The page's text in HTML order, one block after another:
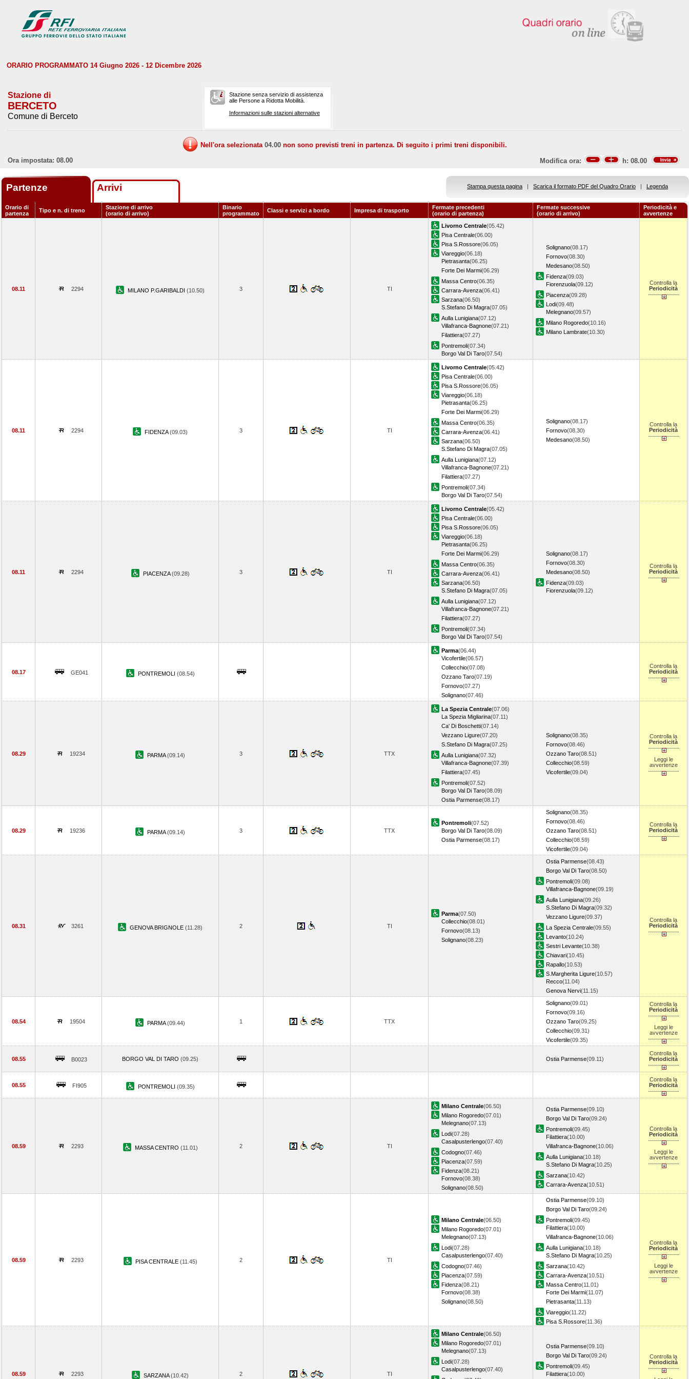
ORARIO PROGRAMMATO 14 Giugno 2026 - 12 Dicembre 2026
Stazione di
BERCETO
Comune di Berceto
Stazione senza servizio di assistenza
alle Persone a Ridotta Mobilità.
Informazioni sulle stazioni alternative
Nell'ora selezionata 04.00 non sono previsti treni in partenza. Di seguito i primi treni disponibili.
Ora impostata: 08.00
Modifica ora: h: 08.00
Partenze Arrivi Stampa questa pagina | Scarica il formato PDF del Quadro Orario | Legenda
Orario di
partenza
Tipo e n. di treno
Stazione di arrivo
(orario di arrivo)
Binario
programmato
Classi e servizi a bordo Impresa di trasporto
Fermate precedenti
(orario di partenza)
Fermate successive
(orario di arrivo)
Periodicità e
avvertenze
08.11 2294 MILANO P.GARIBALDI (10.50) 3 TI
Livorno Centrale(05.42)
Pisa Centrale(06.00)
Pisa S.Rossore(06.05)
Viareggio(06.18)
Pietrasanta(06.25)
Forte Dei Marmi(06.29)
Massa Centro(06.35)
Carrara-Avenza(06.41)
Sarzana(06.50)
S.Stefano Di Magra(07.05)
Aulla Lunigiana(07.12)
Villafranca-Bagnone(07.21)
Filattiera(07.27)
Pontremoli(07.34)
Borgo Val Di Taro(07.54)
Solignano(08.17)
Fornovo(08.30)
Medesano(08.50)
Fidenza(09.03)
Fiorenzuola(09.12)
Piacenza(09.28)
Lodi(09.48)
Melegnano(09.57)
Milano Rogoredo(10.16)
Milano Lambrate(10.30)
Controlla la
Periodicità
08.11 2294 FIDENZA(09.03) 3 TI
Livorno Centrale(05.42)
Pisa Centrale(06.00)
Pisa S.Rossore(06.05)
Viareggio(06.18)
Pietrasanta(06.25)
Forte Dei Marmi(06.29)
Massa Centro(06.35)
Carrara-Avenza(06.41)
Sarzana(06.50)
S.Stefano Di Magra(07.05)
Aulla Lunigiana(07.12)
Villafranca-Bagnone(07.21)
Filattiera(07.27)
Pontremoli(07.34)
Borgo Val Di Taro(07.54)
Solignano(08.17)
Fornovo(08.30)
Medesano(08.50)
Controlla la
Periodicità
08.11 2294 PIACENZA(09.28) 3 TI
Livorno Centrale(05.42)
Pisa Centrale(06.00)
Pisa S.Rossore(06.05)
Viareggio(06.18)
Pietrasanta(06.25)
Forte Dei Marmi(06.29)
Massa Centro(06.35)
Carrara-Avenza(06.41)
Sarzana(06.50)
S.Stefano Di Magra(07.05)
Aulla Lunigiana(07.12)
Villafranca-Bagnone(07.21)
Filattiera(07.27)
Pontremoli(07.34)
Borgo Val Di Taro(07.54)
Solignano(08.17)
Fornovo(08.30)
Medesano(08.50)
Fidenza(09.03)
Fiorenzuola(09.12)
Controlla la
Periodicità
08.17 GE041 PONTREMOLI (08.54)
Parma(06.44)
Vicofertile(06.57)
Collecchio(07.08)
Ozzano Taro(07.19)
Fornovo(07.27)
Solignano(07.46)
Controlla la
Periodicità
08.29 19234 PARMA(09.14) 3 TTX
La Spezia Centrale(07.06)
La Spezia Migliarina(07.11)
Ca' Di Boschetti(07.14)
Vezzano Ligure(07.20)
S.Stefano Di Magra(07.25)
Aulla Lunigiana(07.32)
Villafranca-Bagnone(07.39)
Filattiera(07.45)
Pontremoli(07.52)
Borgo Val Di Taro(08.09)
Ostia Parmense(08.17)
Solignano(08.35)
Fornovo(08.46)
Ozzano Taro(08.51)
Collecchio(08.59)
Vicofertile(09.04)
Controlla la
Periodicità
Leggi le
avvertenze
08.29 19236 PARMA(09.14) 3 TTX
Pontremoli(07.52)
Borgo Val Di Taro(08.09)
Ostia Parmense(08.17)
Solignano(08.35)
Fornovo(08.46)
Ozzano Taro(08.51)
Collecchio(08.59)
Vicofertile(09.04)
Controlla la
Periodicità
08.31 3261 GENOVA BRIGNOLE (11.28) 2 TI
Parma(07.50)
Collecchio(08.01)
Fornovo(08.13)
Solignano(08.23)
Ostia Parmense(08.43)
Borgo Val Di Taro(08.50)
Pontremoli(09.08)
Villafranca-Bagnone(09.19)
Aulla Lunigiana(09.26)
S.Stefano Di Magra(09.32)
Vezzano Ligure(09.37)
La Spezia Centrale(09.55)
Levanto(10.24)
Sestri Levante(10.38)
Chiavari(10.45)
Rapallo(10.53)
S.Margherita Ligure(10.57)
Recco(11.04)
Genova Nervi(11.15)
Controlla la
Periodicità
08.54 19504 PARMA(09.44) 1 TTX
Solignano(09.01)
Fornovo(09.16)
Ozzano Taro(09.25)
Collecchio(09.31)
Vicofertile(09.35)
Controlla la
Periodicità
Leggi le
avvertenze
08.55 B0023 BORGO VAL DI TARO (09.25) Ostia Parmense(09.11)
Controlla la
Periodicità
08.55 FI905 PONTREMOLI (09.35)
Controlla la
Periodicità
08.59 2293 MASSA CENTRO (11.01) 2 TI
Milano Centrale(06.50)
Milano Rogoredo(07.01)
Melegnano(07.13)
Lodi(07.28)
Casalpusterlengo(07.40)
Codogno(07.46)
Piacenza(07.59)
Fidenza(08.21)
Fornovo(08.38)
Solignano(08.50)
Ostia Parmense(09.10)
Borgo Val Di Taro(09.24)
Pontremoli(09.45)
Filattiera(10.00)
Villafranca-Bagnone(10.06)
Aulla Lunigiana(10.18)
S.Stefano Di Magra(10.25)
Sarzana(10.42)
Carrara-Avenza(10.51)
Controlla la
Periodicità
Leggi le
avvertenze
08.59 2293 PISA CENTRALE (11.45) 2 TI
Milano Centrale(06.50)
Milano Rogoredo(07.01)
Melegnano(07.13)
Lodi(07.28)
Casalpusterlengo(07.40)
Codogno(07.46)
Piacenza(07.59)
Fidenza(08.21)
Fornovo(08.38)
Solignano(08.50)
Ostia Parmense(09.10)
Borgo Val Di Taro(09.24)
Pontremoli(09.45)
Filattiera(10.00)
Villafranca-Bagnone(10.06)
Aulla Lunigiana(10.18)
S.Stefano Di Magra(10.25)
Sarzana(10.42)
Carrara-Avenza(10.51)
Massa Centro(11.01)
Forte Dei Marmi(11.07)
Pietrasanta(11.13)
Viareggio(11.22)
Pisa S.Rossore(11.36)
Controlla la
Periodicità
Leggi le
avvertenze
08.59 2293 SARZANA(10.42) 2 TI
Milano Centrale(06.50)
Milano Rogoredo(07.01)
Melegnano(07.13)
Lodi(07.28)
Casalpusterlengo(07.40)
Ostia Parmense(09.10)
Borgo Val Di Taro(09.24)
Pontremoli(09.45)
Filattiera(10.00)
Controlla la
Periodicità